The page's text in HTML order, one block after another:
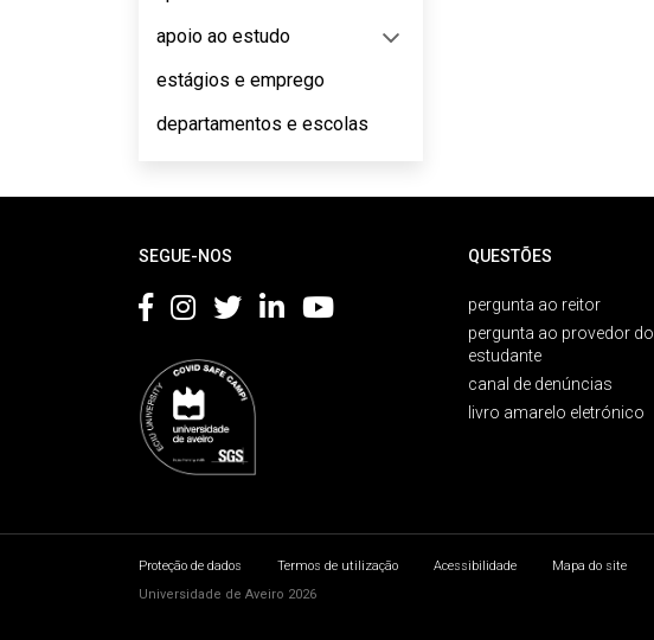
apoio ao estudo
estágios e emprego
departamentos e escolas
SEGUE-NOS QUESTÕES
pergunta ao reitor
pergunta ao provedor do
estudante
canal de denúncias
livro amarelo eletrónico
Proteção de dados Termos de utilização Acessibilidade
Mapa do site
Universidade de Aveiro 2026